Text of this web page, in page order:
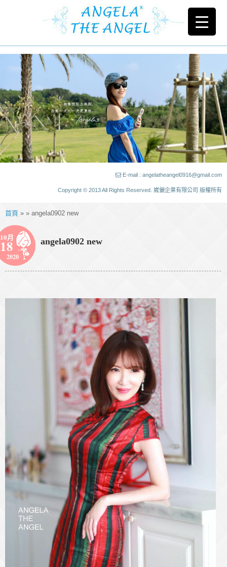
E-mail : angelatheangel0916@gmail.com
Copyright © 2013 All Rights Reserved. 崴儷企業有限公司 版權所有
首頁 » » angela0902 new
10月
18
2020
angela0902 new